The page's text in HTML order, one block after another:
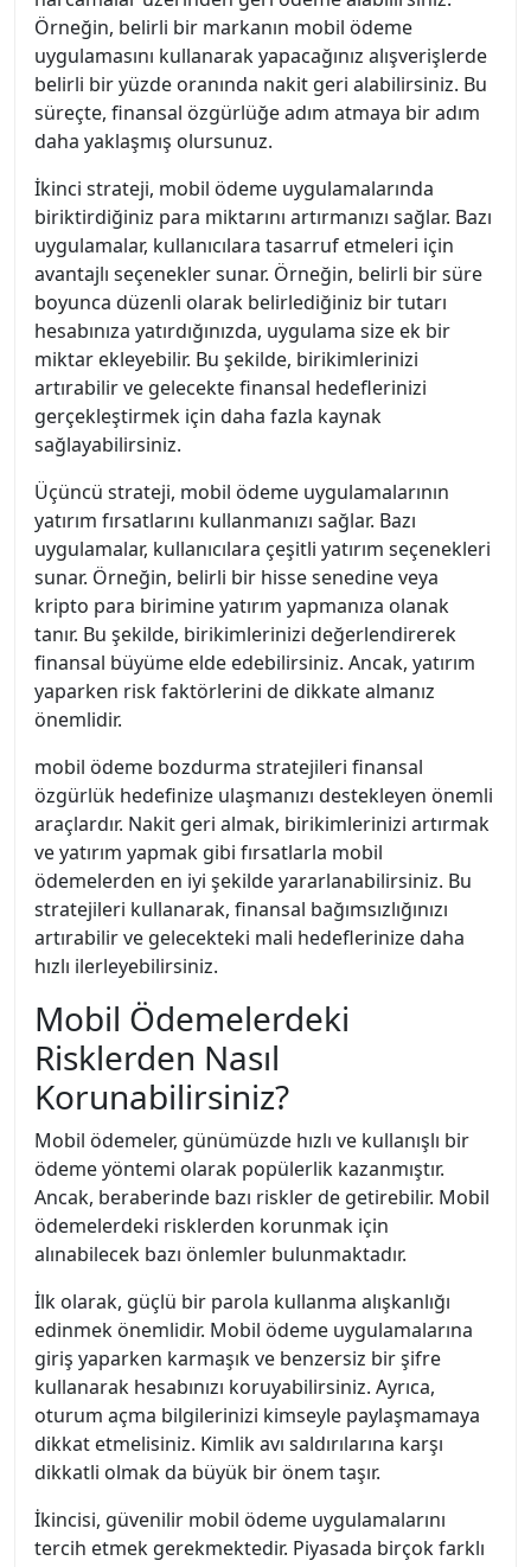
Örneğin, belirli bir markanın mobil ödeme
uygulamasını kullanarak yapacağınız alışverişlerde
belirli bir yüzde oranında nakit geri alabilirsiniz. Bu
süreçte, finansal özgürlüğe adım atmaya bir adım
daha yaklaşmış olursunuz.
İkinci strateji, mobil ödeme uygulamalarında
biriktirdiğiniz para miktarını artırmanızı sağlar. Bazı
uygulamalar, kullanıcılara tasarruf etmeleri için
avantajlı seçenekler sunar. Örneğin, belirli bir süre
boyunca düzenli olarak belirlediğiniz bir tutarı
hesabınıza yatırdığınızda, uygulama size ek bir
miktar ekleyebilir. Bu şekilde, birikimlerinizi
artırabilir ve gelecekte finansal hedeflerinizi
gerçekleştirmek için daha fazla kaynak
sağlayabilirsiniz.
Üçüncü strateji, mobil ödeme uygulamalarının
yatırım fırsatlarını kullanmanızı sağlar. Bazı
uygulamalar, kullanıcılara çeşitli yatırım seçenekleri
sunar. Örneğin, belirli bir hisse senedine veya
kripto para birimine yatırım yapmanıza olanak
tanır. Bu şekilde, birikimlerinizi değerlendirerek
finansal büyüme elde edebilirsiniz. Ancak, yatırım
yaparken risk faktörlerini de dikkate almanız
önemlidir.
mobil ödeme bozdurma stratejileri finansal
özgürlük hedefinize ulaşmanızı destekleyen önemli
araçlardır. Nakit geri almak, birikimlerinizi artırmak
ve yatırım yapmak gibi fırsatlarla mobil
ödemelerden en iyi şekilde yararlanabilirsiniz. Bu
stratejileri kullanarak, finansal bağımsızlığınızı
artırabilir ve gelecekteki mali hedeflerinize daha
hızlı ilerleyebilirsiniz.
Mobil Ödemelerdeki
Risklerden Nasıl
Korunabilirsiniz?
Mobil ödemeler, günümüzde hızlı ve kullanışlı bir
ödeme yöntemi olarak popülerlik kazanmıştır.
Ancak, beraberinde bazı riskler de getirebilir. Mobil
ödemelerdeki risklerden korunmak için
alınabilecek bazı önlemler bulunmaktadır.
İlk olarak, güçlü bir parola kullanma alışkanlığı
edinmek önemlidir. Mobil ödeme uygulamalarına
giriş yaparken karmaşık ve benzersiz bir şifre
kullanarak hesabınızı koruyabilirsiniz. Ayrıca,
oturum açma bilgilerinizi kimseyle paylaşmamaya
dikkat etmelisiniz. Kimlik avı saldırılarına karşı
dikkatli olmak da büyük bir önem taşır.
İkincisi, güvenilir mobil ödeme uygulamalarını
tercih etmek gerekmektedir. Piyasada birçok farklı